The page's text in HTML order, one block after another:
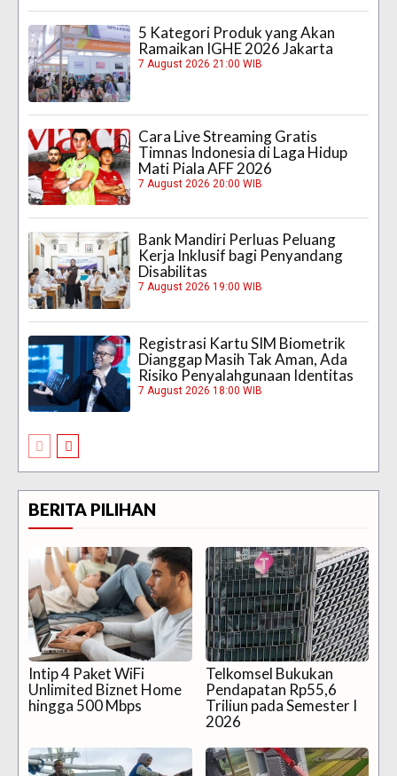
5 Kategori Produk yang Akan
Ramaikan IGHE 2026 Jakarta
7 August 2026 21:00 WIB
Cara Live Streaming Gratis
Timnas Indonesia di Laga Hidup
Mati Piala AFF 2026
7 August 2026 20:00 WIB
Bank Mandiri Perluas Peluang
Kerja Inklusif bagi Penyandang
Disabilitas
7 August 2026 19:00 WIB
Registrasi Kartu SIM Biometrik
Dianggap Masih Tak Aman, Ada
Risiko Penyalahgunaan Identitas
7 August 2026 18:00 WIB
BERITA PILIHAN
Intip 4 Paket WiFi
Unlimited Biznet Home
hingga 500 Mbps
Telkomsel Bukukan
Pendapatan Rp55,6
Triliun pada Semester I
2026